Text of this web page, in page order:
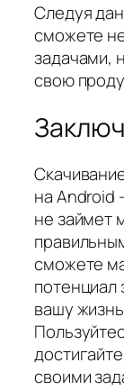
Следуя
сможете
задачами,
свою
на Android
не займет
сможете
потенциал
вашу
своими